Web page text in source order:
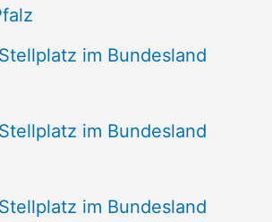
im Bundesland
im Bundesland
im Bundesland